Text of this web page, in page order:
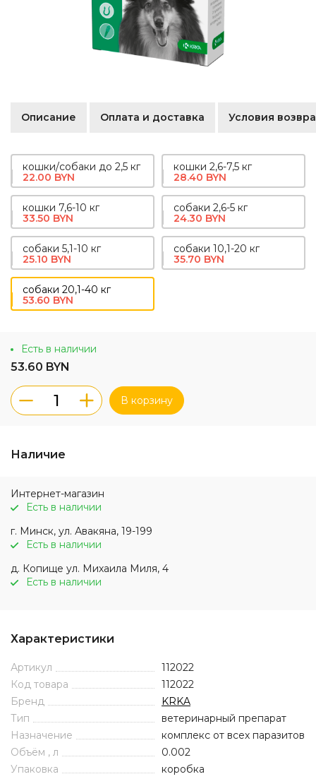
Описание Оплата и доставка Условия
кошки/собаки до 2,5 кг
22.00 BYN
кошки 2,6-7,5 кг
28.40 BYN
кошки 7,6-10 кг
33.50 BYN
собаки 2,6-5 кг
24.30 BYN
собаки 5,1-10 кг
25.10 BYN
собаки 10,1-20 кг
35.70 BYN
собаки 20,1-40 кг
53.60 BYN
Есть в наличии
53.60 BYN
В корзину
Наличие
Интернет-магазин
Есть в наличии
г. Минск, ул. Авакяна, 19-199
Есть в наличии
д. Копище ул. Михаила Миля, 4
Есть в наличии
Характеристики
Артикул
112022
Код товара
112022
Бренд
KRKA
Тип
ветеринарный препарат
Назначение
комплекс от всех паразитов
Объём , л
0.002
Упаковка
коробка